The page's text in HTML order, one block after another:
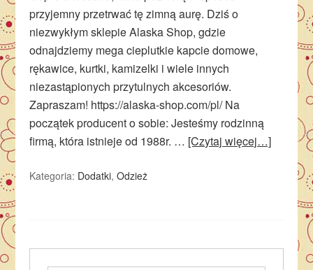
przyjemny przetrwać tę zimną aurę. Dziś o
niezwykłym sklepie Alaska Shop, gdzie
odnajdziemy mega cieplutkie kapcie domowe,
rękawice, kurtki, kamizelki i wiele innych
niezastąpionych przytulnych akcesoriów.
Zapraszam! https://alaska-shop.com/pl/ Na
początek producent o sobie: Jesteśmy rodzinną
firmą, która istnieje od 1988r. … [Czytaj więcej…]
Kategoria: Dodatki,Odzież